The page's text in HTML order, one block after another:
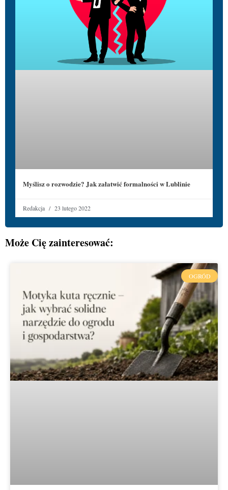
Myślisz o rozwodzie? Jak załatwić formalności w Lublinie
Redakcja 23 lutego 2022
Może Cię zainteresować:
OGRÓD